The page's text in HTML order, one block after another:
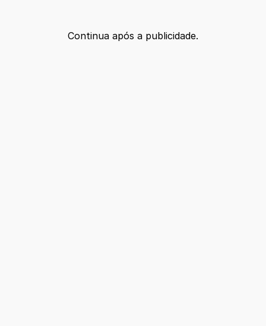
Continua após a publicidade.